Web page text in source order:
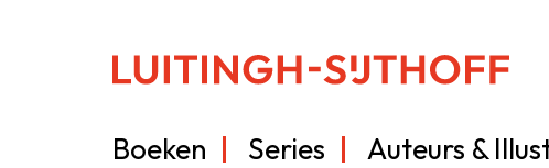
Boeken Series Auteurs &